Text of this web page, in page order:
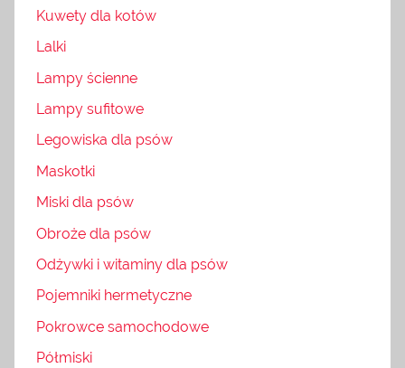
Kuwety dla kotów
Lalki
Lampy ścienne
Lampy sufitowe
Legowiska dla psów
Maskotki
Miski dla psów
Obroże dla psów
Odżywki i witaminy dla psów
Pojemniki hermetyczne
Pokrowce samochodowe
Półmiski